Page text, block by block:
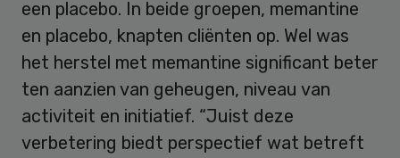
een placebo. In beide groepen, memantine
en placebo, knapten cliënten op. Wel was
het herstel met memantine significant beter
ten aanzien van geheugen, niveau van
activiteit en initiatief. “Juist deze
verbetering biedt perspectief wat betreft